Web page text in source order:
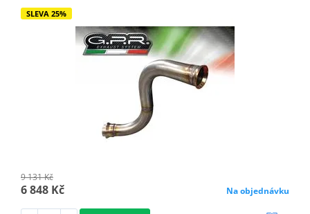
SLEVA 25%
9 131 Kč
6 848 Kč Na objednávku